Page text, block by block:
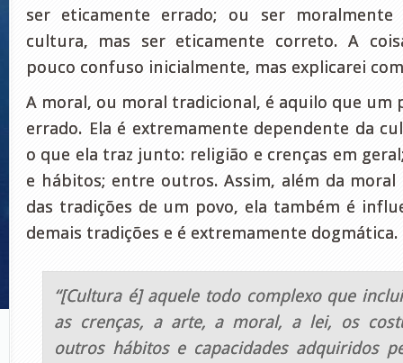
ser eticamente errado; ou ser moralmente
cultura, mas ser eticamente correto. A
pouco confuso inicialmente, mas explicarei
A moral, ou moral tradicional, é aquilo que um
errado. Ela é extremamente dependente da
o que ela traz junto: religião e crenças em
e hábitos; entre outros. Assim, além da
das tradições de um povo, ela também é
demais tradições e é extremamente dogmática.
“[Cultura é] aquele todo complexo que
as crenças, a arte, a moral, a lei, os
outros hábitos e capacidades adquiridos